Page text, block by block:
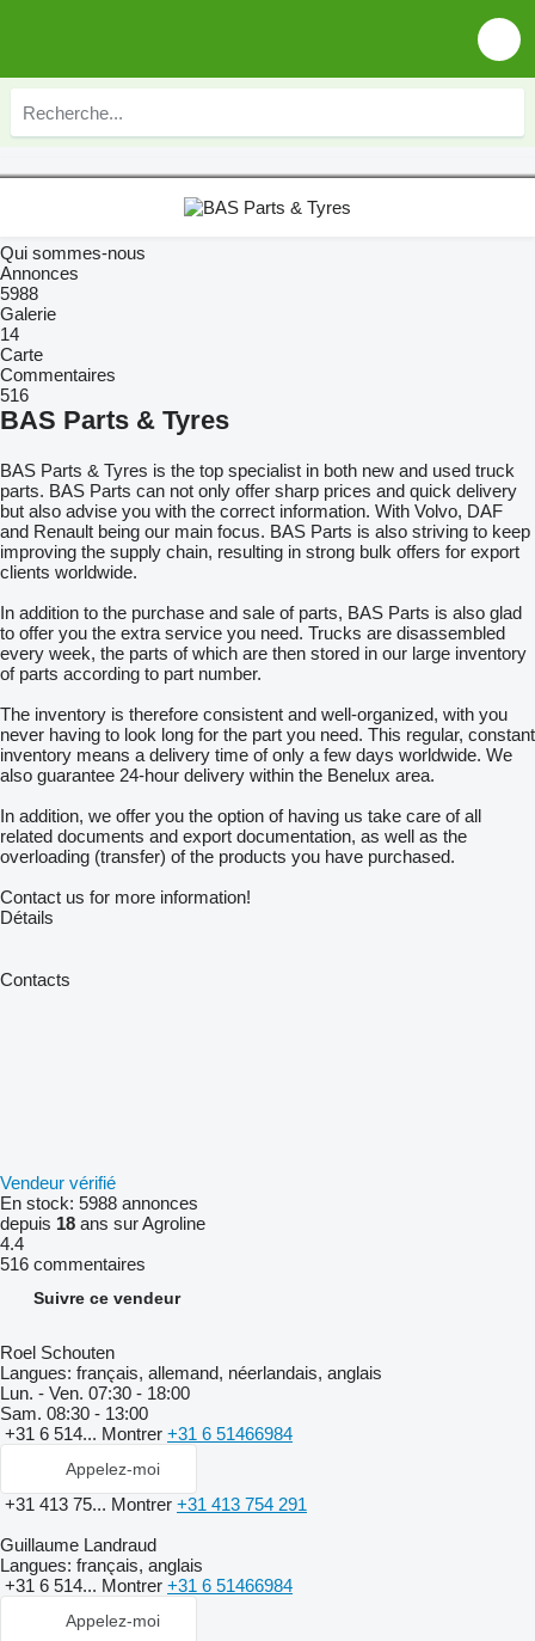
Qui sommes-nous
Annonces
5988
Galerie
14
Carte
Commentaires
516
BAS Parts & Tyres
BAS Parts & Tyres is the top specialist in both new and used truck
parts. BAS Parts can not only offer sharp prices and quick delivery
but also advise you with the correct information. With Volvo, DAF
and Renault being our main focus. BAS Parts is also striving to keep
improving the supply chain, resulting in strong bulk offers for export
clients worldwide.
In addition to the purchase and sale of parts, BAS Parts is also glad
to offer you the extra service you need. Trucks are disassembled
every week, the parts of which are then stored in our large inventory
of parts according to part number.
The inventory is therefore consistent and well-organized, with you
never having to look long for the part you need. This regular, constant
inventory means a delivery time of only a few days worldwide. We
also guarantee 24-hour delivery within the Benelux area.
In addition, we offer you the option of having us take care of all
related documents and export documentation, as well as the
overloading (transfer) of the products you have purchased.
Contact us for more information!
Détails
Contacts
Vendeur vérifié
En stock: 5988 annonces
depuis 18 ans sur Agroline
4.4
516 commentaires
Suivre ce vendeur
Roel Schouten
Langues: français, allemand, néerlandais, anglais
Lun. - Ven. 07:30 - 18:00
Sam. 08:30 - 13:00
+31 6 514... Montrer +31 6 51466984
Appelez-moi
+31 413 75... Montrer +31 413 754 291
Guillaume Landraud
Langues: français, anglais
+31 6 514... Montrer +31 6 51466984
Appelez-moi